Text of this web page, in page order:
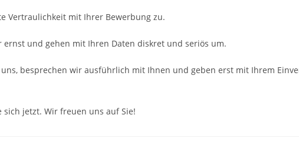
Vertraulichkeit mit Ihrer Bewerbung zu.
und gehen mit Ihren Daten diskret und seriös um.
uns, besprechen wir ausführlich mit Ihnen und geben erst mit Ihrem
sich jetzt. Wir freuen uns auf Sie!